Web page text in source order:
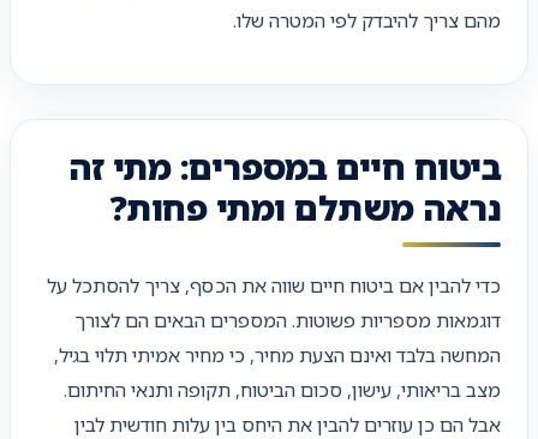
מהם צריך להיבדק לפי המטרה שלו.
ביטוח חיים במספרים: מתי זה
נראה משתלם ומתי פחות?
כדי להבין אם ביטוח חיים שווה את הכסף, צריך להסתכל על
דוגמאות מספריות פשוטות. המספרים הבאים הם לצורך
המחשה בלבד ואינם הצעת מחיר, כי מחיר אמיתי תלוי בגיל,
מצב בריאותי, עישון, סכום הביטוח, תקופה ותנאי החיתום.
אבל הם כן עוזרים להבין את היחס בין עלות חודשית לבין